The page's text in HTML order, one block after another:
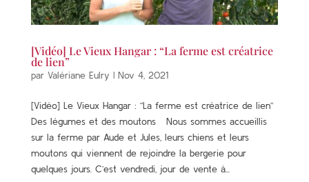
[Vidéo] Le Vieux Hangar : “La ferme est créatrice
de lien”
par Valériane Eulry | Nov 4, 2021
[Vidéo] Le Vieux Hangar : “La ferme est créatrice de lien”
Des légumes et des moutons Nous sommes accueillis
sur la ferme par Aude et Jules, leurs chiens et leurs
moutons qui viennent de rejoindre la bergerie pour
quelques jours. C’est vendredi, jour de vente à...